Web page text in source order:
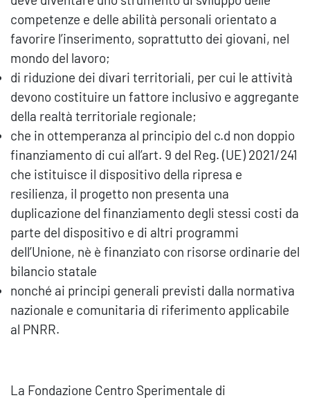
competenze e delle abilità personali orientato a
favorire l’inserimento, soprattutto dei giovani, nel
mondo del lavoro;
di riduzione dei divari territoriali, per cui le attività
devono costituire un fattore inclusivo e aggregante
della realtà territoriale regionale;
che in ottemperanza al principio del c.d non doppio
finanziamento di cui all’art. 9 del Reg. (UE) 2021/241
che istituisce il dispositivo della ripresa e
resilienza, il progetto non presenta una
duplicazione del finanziamento degli stessi costi da
parte del dispositivo e di altri programmi
dell’Unione, nè è finanziato con risorse ordinarie del
bilancio statale
nonché ai principi generali previsti dalla normativa
nazionale e comunitaria di riferimento applicabile
al PNRR.
La Fondazione Centro Sperimentale di